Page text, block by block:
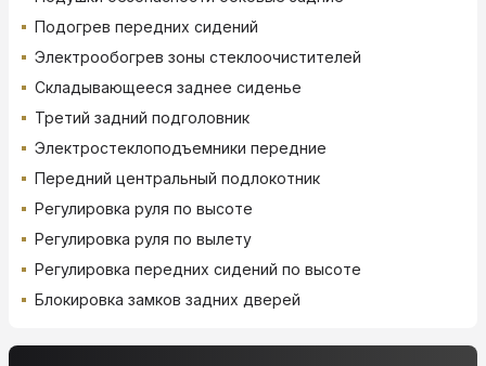
Подогрев передних сидений
Электрообогрев зоны стеклоочистителей
Складывающееся заднее сиденье
Третий задний подголовник
Электростеклоподъемники передние
Передний центральный подлокотник
Регулировка руля по высоте
Регулировка руля по вылету
Регулировка передних сидений по высоте
Блокировка замков задних дверей